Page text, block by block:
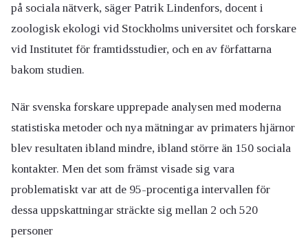
på sociala nätverk, säger Patrik Lindenfors, docent i
zoologisk ekologi vid Stockholms universitet och forskare
vid Institutet för framtidsstudier, och en av författarna
bakom studien.
När svenska forskare upprepade analysen med moderna
statistiska metoder och nya mätningar av primaters hjärnor
blev resultaten ibland mindre, ibland större än 150 sociala
kontakter. Men det som främst visade sig vara
problematiskt var att de 95-procentiga intervallen för
dessa uppskattningar sträckte sig mellan 2 och 520
personer